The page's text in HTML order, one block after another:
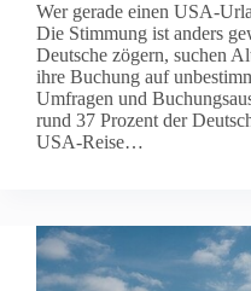
Wer gerade einen USA-
Die Stimmung ist anders
Deutsche zögern, suchen
ihre Buchung auf
Umfragen und
rund 37 Prozent der
USA-Reise…